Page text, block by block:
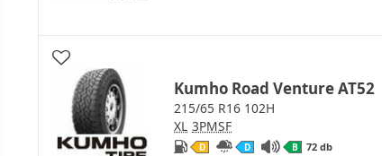
Kumho Road Venture AT52
215/65 R16 102H
XL 3PMSF
D D B 72 db